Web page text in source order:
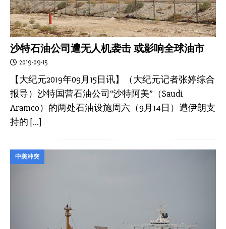
沙特石油公司遭无人机袭击 或影响全球油市
2019-09-15
【大纪元2019年09月15日讯】（大纪元记者张婷综合
报导）沙特国营石油公司“沙特阿美”（Saudi
Aramco）的两处石油设施周六（9月14日）遭伊朗支
持的 […]
中美冲突